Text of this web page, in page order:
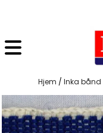
Hjem / Inka bånd